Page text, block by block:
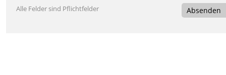
Alle Felder sind Pflichtfelder Absenden